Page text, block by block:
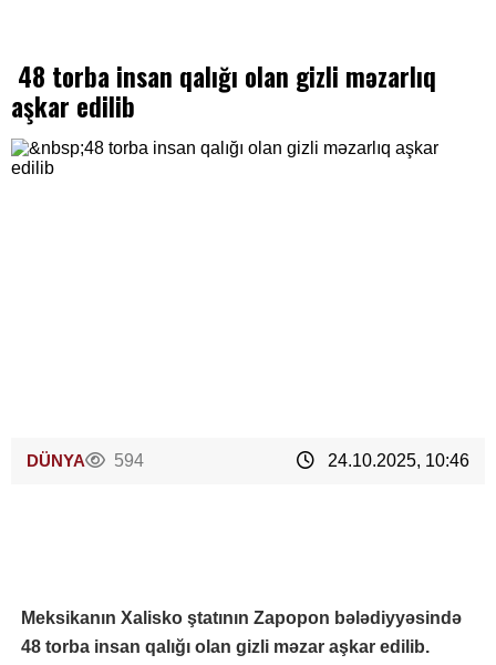
48 torba insan qalığı olan gizli məzarlıq
aşkar edilib
DÜNYA 594 24.10.2025, 10:46
Meksikanın Xalisko ştatının Zapopon bələdiyyəsində
48 torba insan qalığı olan gizli məzar aşkar edilib.